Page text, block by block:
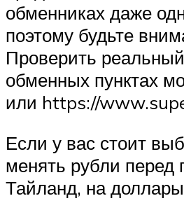
обменниках даже
поэтому будьте
Проверить
обменных пунктах
или https://
Если у вас стоит
менять рубли перед
Тайланд, на